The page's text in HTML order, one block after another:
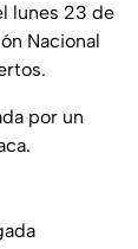
lunes 23 de
Nacional
por un